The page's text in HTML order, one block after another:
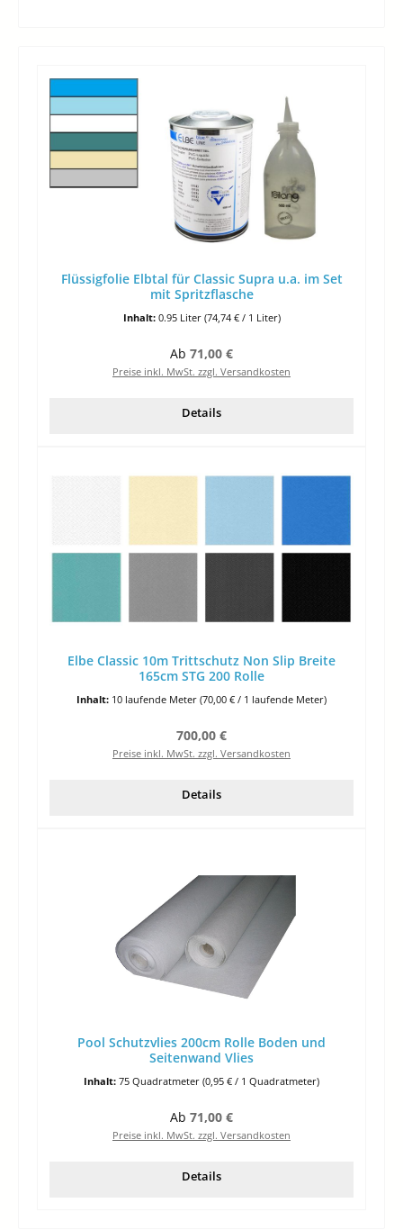
Flüssigfolie Elbtal für Classic Supra u.a. im Set
mit Spritzflasche
Inhalt: 0.95 Liter (74,74 € / 1 Liter)
Regulärer Preis:
Ab 71,00 €
Preise inkl. MwSt. zzgl. Versandkosten
Details
Elbe Classic 10m Trittschutz Non Slip Breite
165cm STG 200 Rolle
Inhalt: 10 laufende Meter (70,00 € / 1 laufende Meter)
Regulärer Preis:
700,00 €
Preise inkl. MwSt. zzgl. Versandkosten
Details
Pool Schutzvlies 200cm Rolle Boden und
Seitenwand Vlies
Inhalt: 75 Quadratmeter (0,95 € / 1 Quadratmeter)
Regulärer Preis:
Ab 71,00 €
Preise inkl. MwSt. zzgl. Versandkosten
Details